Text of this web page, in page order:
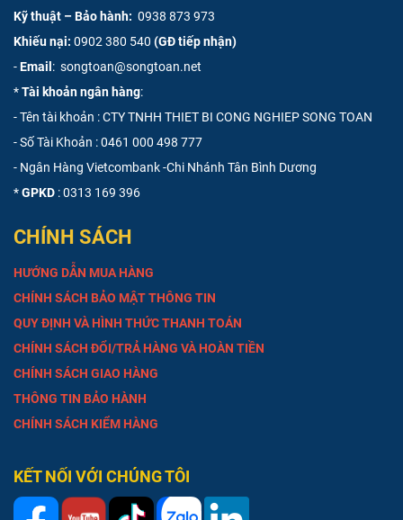
Kỹ thuật – Bảo hành: 0938 873 973
Khiếu nại: 0902 380 540 (GĐ tiếp nhận)
-Email : songtoan@songtoan.net
*Tài khoản ngân hàng:
- Tên tài khoản : CTY TNHH THIET BI CONG NGHIEP SONG TOAN
- Số Tài Khoản :0461 000 498 777
- Ngân Hàng Vietcombank -Chi Nhánh Tân Bình Dương
*GPKD : 0313 169 396
CHÍNH SÁCH
HƯỚNG DẪN MUA HÀNG
CHÍNH SÁCH BẢO MẬT THÔNG TIN
QUY ĐỊNH VÀ HÌNH THỨC THANH TOÁN
CHÍNH SÁCH ĐỔI/TRẢ HÀNG VÀ HOÀN TIỀN
CHÍNH SÁCH GIAO HÀNG
THÔNG TIN BẢO HÀNH
CHÍNH SÁCH KIỂM HÀNG
KẾT NỐI VỚI CHÚNG TÔI